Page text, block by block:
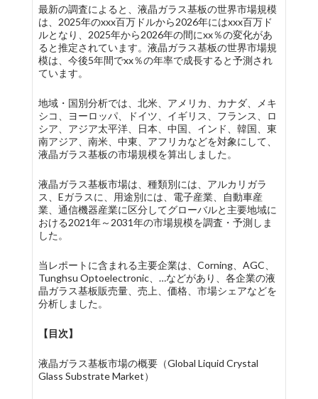
最新の調査によると、液晶ガラス基板の世界市場規模
は、2025年のxxx百万ドルから2026年にはxxx百万ド
ルとなり、2025年から2026年の間にxx％の変化があ
ると推定されています。液晶ガラス基板の世界市場規
模は、今後5年間でxx％の年率で成長すると予測され
ています。
地域・国別分析では、北米、アメリカ、カナダ、メキ
シコ、ヨーロッパ、ドイツ、イギリス、フランス、ロ
シア、アジア太平洋、日本、中国、インド、韓国、東
南アジア、南米、中東、アフリカなどを対象にして、
液晶ガラス基板の市場規模を算出しました。
液晶ガラス基板市場は、種類別には、アルカリガラ
ス、Eガラスに、用途別には、電子産業、自動車産
業、通信機器産業に区分してグローバルと主要地域に
おける2021年～2031年の市場規模を調査・予測しま
した。
当レポートに含まれる主要企業は、Corning、AGC、
Tunghsu Optoelectronic、…などがあり、各企業の液
晶ガラス基板販売量、売上、価格、市場シェアなどを
分析しました。
【目次】
液晶ガラス基板市場の概要（Global Liquid Crystal
Glass Substrate Market）